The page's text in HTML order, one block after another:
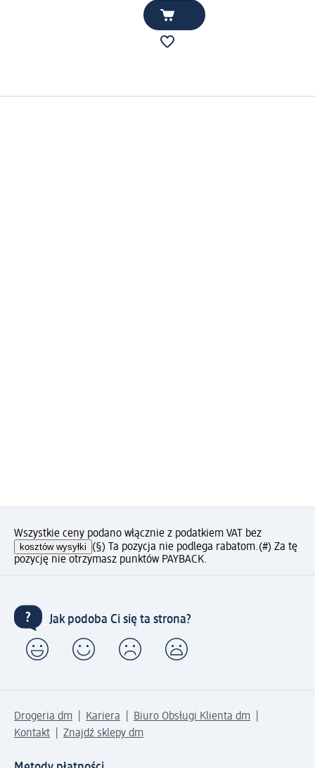
Wszystkie ceny podano włącznie z podatkiem VAT bez
kosztów wysyłki (§) Ta pozycja nie podlega rabatom.(#) Za tę
pozycję nie otrzymasz punktów PAYBACK.
Jak podoba Ci się ta strona?
Drogeria dm Kariera
Biuro Obsługi Klienta dm
Kontakt
Znajdź sklepy dm